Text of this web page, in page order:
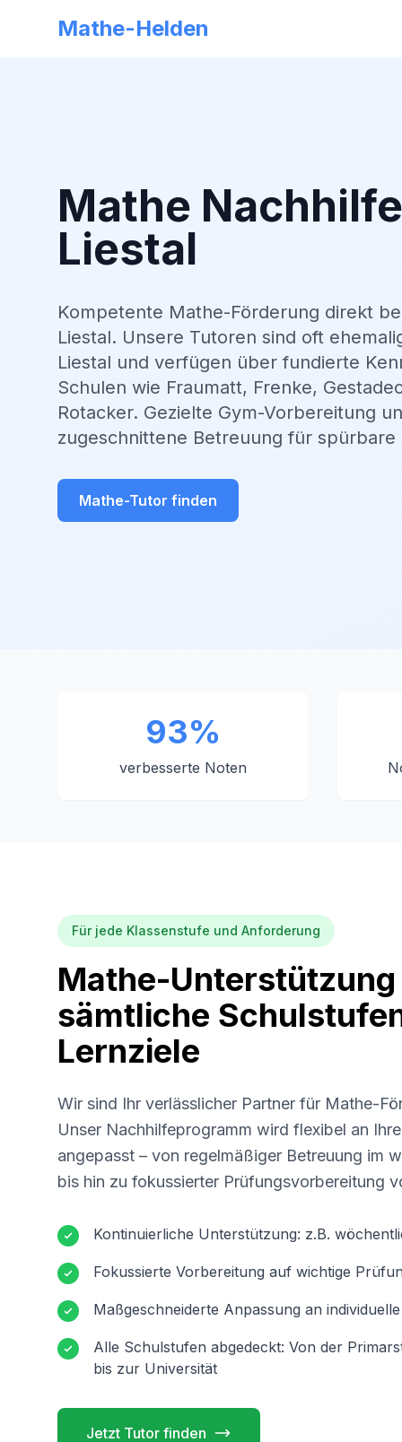
Mathe-Helden
Mathe
Liestal
Kompetente Mathe-Förderung direkt
Liestal. Unsere Tutoren sind oft
Liestal und verfügen über fundierte
Schulen wie Fraumatt, Frenke,
Rotacker. Gezielte Gym-Vorbereitung
zugeschnittene Betreuung für spürbare
Mathe-Tutor finden
93%
verbesserte Noten
Für jede Klassenstufe und Anforderung
Mathe-
sämtliche
Lernziele
Wir sind Ihr verlässlicher Partner für Mathe-
Unser Nachhilfeprogramm wird flexibel an
angepasst – von regelmäßiger Betreuung im
bis hin zu fokussierter Prüfungsvorbereitung
Kontinuierliche Unterstützung: z.B.
Fokussierte Vorbereitung auf wichtige
Maßgeschneiderte Anpassung an
Alle Schulstufen abgedeckt: Von der
bis zur Universität
Jetzt Tutor finden